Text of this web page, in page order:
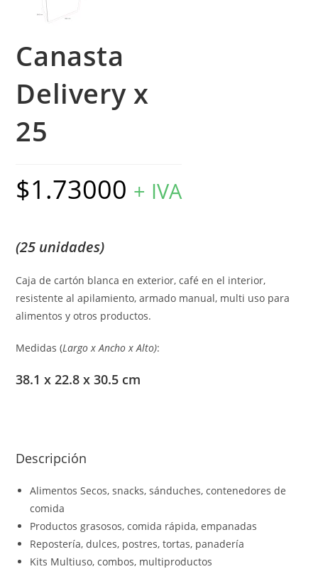
Canasta
Delivery x
25
$1.73000 + IVA
(25 unidades)
Caja de cartón blanca en exterior, café en el interior,
resistente al apilamiento, armado manual, multi uso para
alimentos y otros productos.
Medidas (Largo x Ancho x Alto):
38.1 x 22.8 x 30.5 cm
Descripción
Alimentos Secos, snacks, sánduches, contenedores de
comida
Productos grasosos, comida rápida, empanadas
Repostería, dulces, postres, tortas, panadería
Kits Multiuso, combos, multiproductos